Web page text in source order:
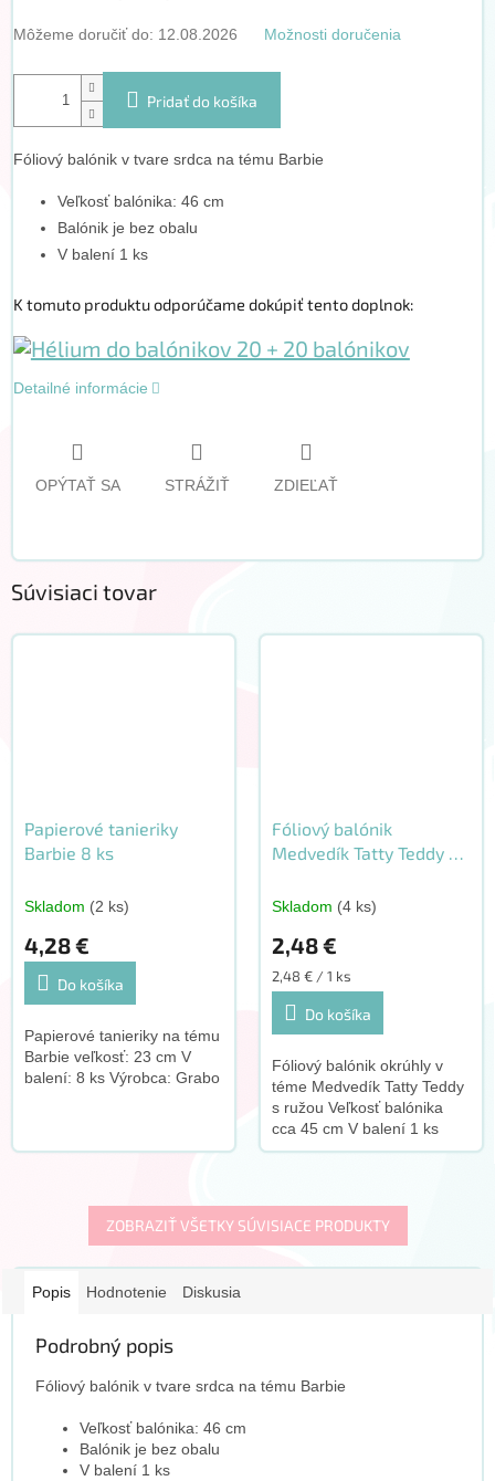
Môžeme doručiť do: 12.08.2026 Možnosti doručenia
Pridať do košíka
Fóliový balónik v tvare srdca na tému Barbie
Veľkosť balónika: 46 cm
Balónik je bez obalu
V balení 1 ks
K tomuto produktu odporúčame dokúpiť tento doplnok:
Detailné informácie
OPÝTAŤ SA STRÁŽIŤ ZDIEĽAŤ
Súvisiaci tovar
Papierové tanieriky
Barbie 8 ks
Skladom (2 ks)
4,28 €
Do košíka
Papierové tanieriky na tému
Barbie veľkosť: 23 cm V
balení: 8 ks Výrobca: Grabo
Fóliový balónik
Medvedík Tatty Teddy s
Skladom (4 ks)
2,48 €
Jednotková
cena:
2,48 € / 1 ks
Do košíka
Fóliový balónik okrúhly v
téme Medvedík Tatty Teddy
s ružou Veľkosť balónika
cca 45 cm V balení 1 ks
Výrobca Qualatex K tomuto
ZOBRAZIŤ VŠETKY SÚVISIACE PRODUKTY
Popis Hodnotenie Diskusia
Podrobný popis
Fóliový balónik v tvare srdca na tému Barbie
Veľkosť balónika: 46 cm
Balónik je bez obalu
V balení 1 ks